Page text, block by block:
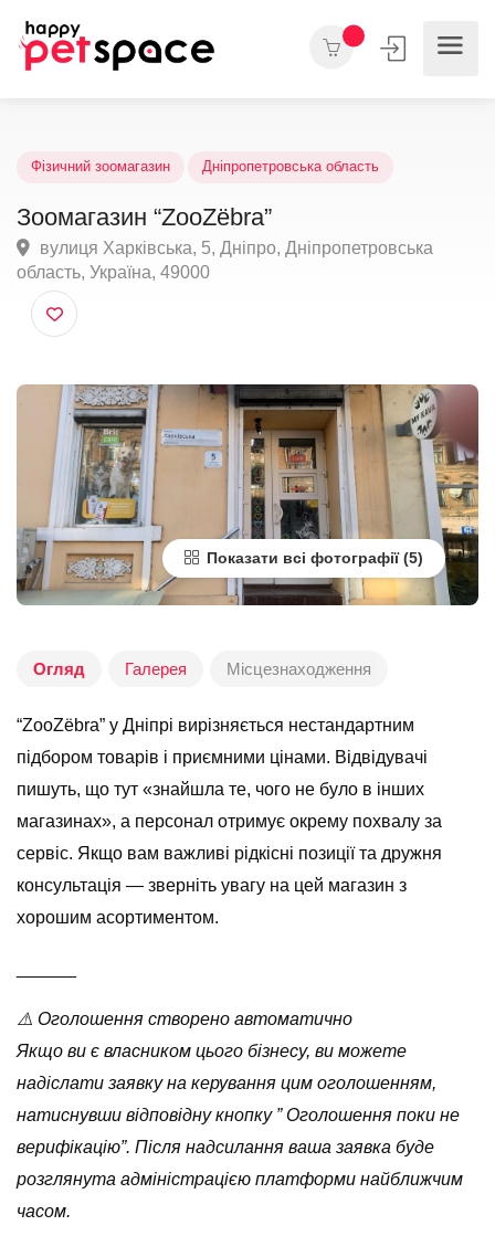
Зоомагазин “ZooZёbra”
вулиця Харківська, 5, Дніпро, Дніпропетровська
область, Україна, 49000
Показати всі фотографії
Огляд Галерея Місцезнаходження
“ZooZёbra” у Дніпрі вирізняється нестандартним
підбором товарів і приємними цінами. Відвідувачі
пишуть, що тут «знайшла те, чого не було в інших
магазинах», а персонал отримує окрему похвалу за
сервіс. Якщо вам важливі рідкісні позиції та дружня
консультація — зверніть увагу на цей магазин з
хорошим асортиментом.
⚠️ Оголошення створено автоматично
Якщо ви є власником цього бізнесу, ви можете
надіслати заявку на керування цим оголошенням,
натиснувши відповідну кнопку ” Оголошення поки не
верифікацію”. Після надсилання ваша заявка буде
розглянута адміністрацією платформи найближчим
часом.